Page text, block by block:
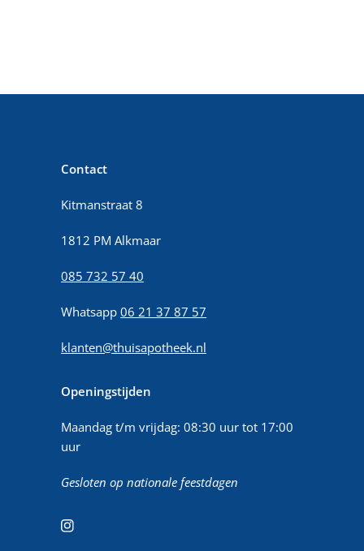
Contact
Kitmanstraat 8
1812 PM Alkmaar
085 732 57 40
Whatsapp06 21 37 87 57
klanten@thuisapotheek.nl
Openingstijden
Maandag t/m vrijdag: 08:30 uur tot 17:00
uur
Gesloten op nationale feestdagen